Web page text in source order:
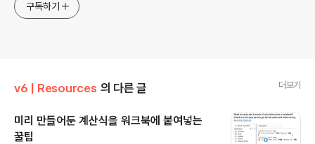
구독하기
v6 | Resources 의 다른 글 더보기
미리 만들어둔 계산식을 워크북에 붙여넣는
꿀팁